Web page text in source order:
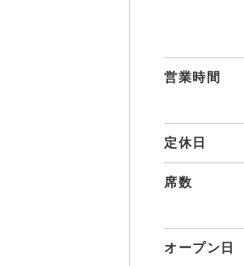
営業時間
定休日
席数
オープン日